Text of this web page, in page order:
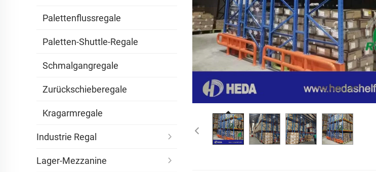
Palettenflussregale
Paletten-Shuttle-Regale
Schmalgangregale
Zurückschieberegale
Kragarmregale
Industrie Regal
Lager-Mezzanine